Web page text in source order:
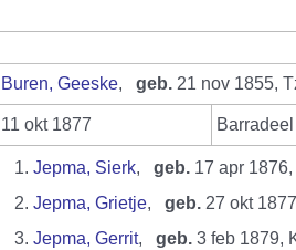
Buren, Geeske, geb. 21 nov 1855,
11 okt 1877 Barradeel
1. Jepma, Sierk, geb. 17 apr
2. Jepma, Grietje, geb. 27 okt
3. Jepma, Gerrit, geb. 3 feb 1879,